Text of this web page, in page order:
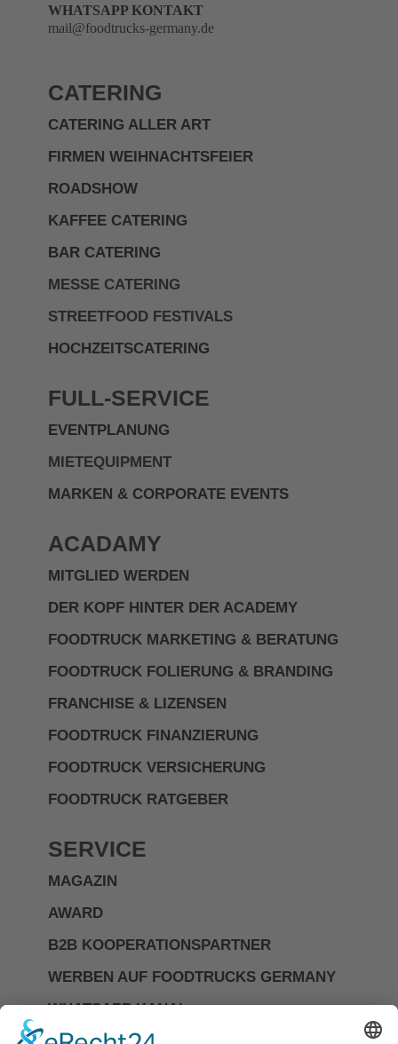
WHATSAPP KONTAKT
mail@foodtrucks-germany.de
CATERING
CATERING ALLER ART
FIRMEN WEIHNACHTSFEIER
ROADSHOW
KAFFEE CATERING
BAR CATERING
MESSE CATERING
STREETFOOD FESTIVALS
HOCHZEITSCATERING
FULL-SERVICE
EVENTPLANUNG
MIETEQUIPMENT
MARKEN & CORPORATE EVENTS
ACADAMY
MITGLIED WERDEN
DER KOPF HINTER DER ACADEMY
FOODTRUCK MARKETING & BERATUNG
FOODTRUCK FOLIERUNG & BRANDING
FRANCHISE & LIZENSEN
FOODTRUCK FINANZIERUNG
FOODTRUCK VERSICHERUNG
FOODTRUCK RATGEBER
SERVICE
MAGAZIN
AWARD
B2B KOOPERATIONSPARTNER
WERBEN AUF FOODTRUCKS GERMANY
WHATSAPP KANAL